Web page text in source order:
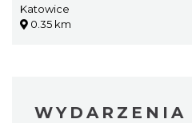
Katowice
0.35 km